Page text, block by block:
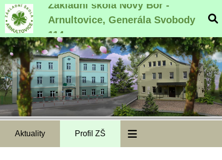
Základní škola Nový Bor -
Arnultovice, Generála Svobody
114
Aktuality Profil ZŠ